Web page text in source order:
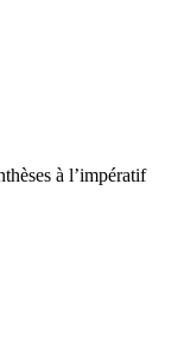
à l’impératif